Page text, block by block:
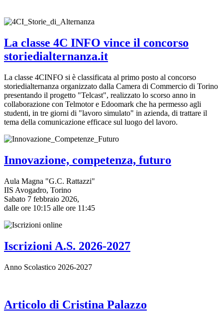
La classe 4C INFO vince il concorso
storiedialternanza.it
La classe 4CINFO si è classificata al primo posto al concorso
storiedialternanza organizzato dalla Camera di Commercio di Torino
presentando il progetto "Telcast", realizzato lo scorso anno in
collaborazione con Telmotor e Edoomark che ha permesso agli
studenti, in tre giorni di "lavoro simulato" in azienda, di trattare il
tema della comunicazione efficace sul luogo del lavoro.
Innovazione, competenza, futuro
Aula Magna "G.C. Rattazzi"
IIS Avogadro, Torino
Sabato 7 febbraio 2026,
dalle ore 10:15 alle ore 11:45
Iscrizioni A.S. 2026-2027
Anno Scolastico 2026-2027
Articolo di Cristina Palazzo